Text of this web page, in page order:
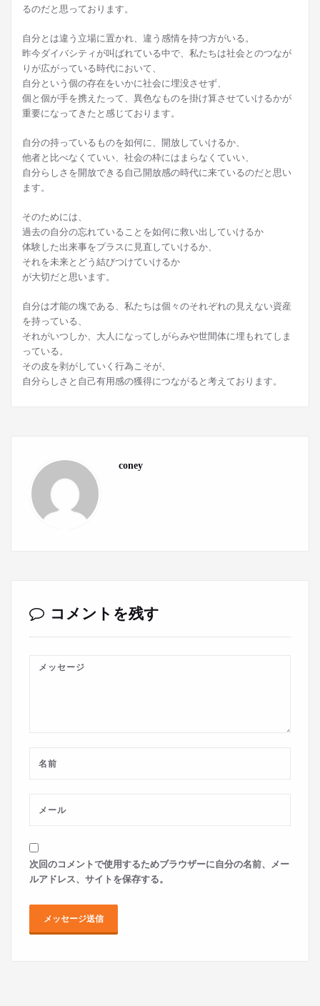
るのだと思っております。
自分とは違う立場に置かれ、違う感情を持つ方がいる。
昨今ダイバシティが叫ばれている中で、私たちは社会とのつなが
りが広がっている時代において、
自分という個の存在をいかに社会に埋没させず、
個と個が手を携えたって、異色なものを掛け算させていけるかが
重要になってきたと感じております。
自分の持っているものを如何に、開放していけるか、
他者と比べなくていい、社会の枠にはまらなくていい、
自分らしさを開放できる自己開放感の時代に来ているのだと思い
ます。
そのためには、
過去の自分の忘れていることを如何に救い出していけるか
体験した出来事をプラスに見直していけるか、
それを未来とどう結びつけていけるか
が大切だと思います。
自分は才能の塊である、私たちは個々のそれぞれの見えない資産
を持っている、
それがいつしか、大人になってしがらみや世間体に埋もれてしま
っている。
その皮を剥がしていく行為こそが、
自分らしさと自己有用感の獲得につながると考えております。
coney
コメントを残す
次回のコメントで使用するためブラウザーに自分の名前、メー
ルアドレス、サイトを保存する。